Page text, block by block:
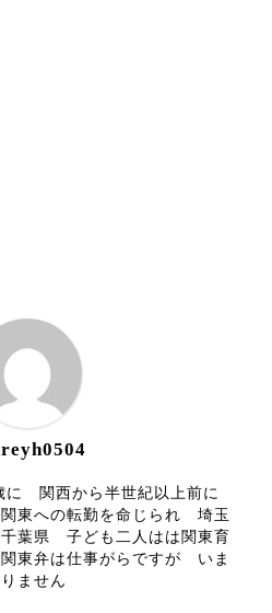
に 関西から半世紀以上前に
東への転勤を命じられ 埼玉
葉県 子ども二人はは関東育
東弁は仕事がらですが いま
ません